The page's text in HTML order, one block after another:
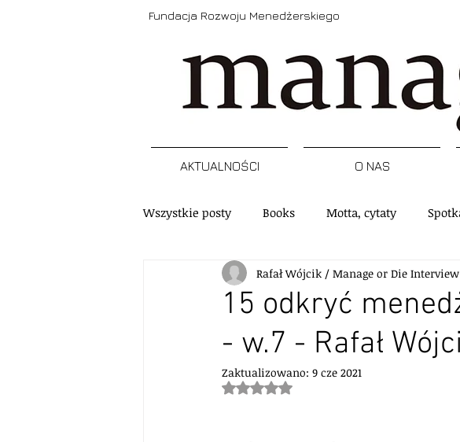
Fundacja Rozwoju Menedżerskiego
AKTUALNOŚCI O NAS
Wszystkie posty Books Motta, cytaty
Narzędzia Refleksja Artykuły Podcast
Szkolenia, programy, certyfikacje Postacie
15 odkryć
- w.7 - Rafał
Rafał Wójcik / Manage or Die Interview
Zaktualizowano: 9 cze 2021
Oceniono na NaN z 5 gwiazdek.